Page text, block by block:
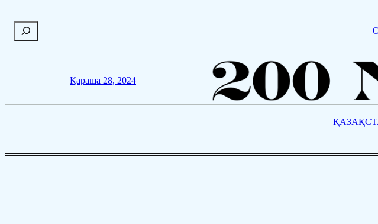
о
Қараша 28, 2024